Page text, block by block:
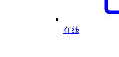
在线